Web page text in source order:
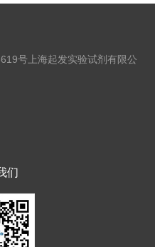
号上海起发实验试剂有限公
们